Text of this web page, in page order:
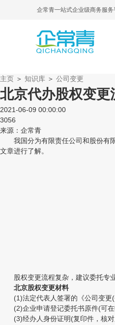
企常青一站式企业级商务服
主页 ＞ 知识库 ＞ 公司变更
北京代办股权变更
2021-06-09 00:00:00
3056
来源：企常青
我国分为有限责任公司和股份有限
文章进行了解。
股权变更流程复杂，建议委托专业
北京股权变更材料
(1)法定代表人签署的《公司变更(
(2)企业申请登记委托书原件(可在
(3)经办人身份证明(复印件，核对